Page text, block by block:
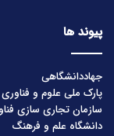
پیوند ها
جهاددانشگاهی
پارک ملی علوم و
سازمان تجاری سازی
دانشگاه علم و فرهنگ